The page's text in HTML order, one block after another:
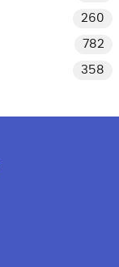
260
782
358